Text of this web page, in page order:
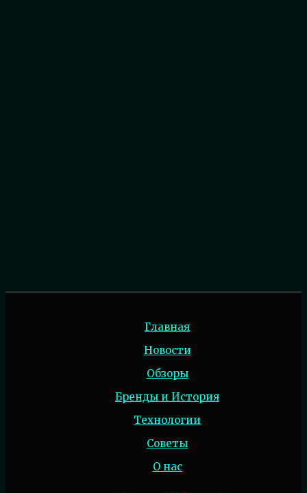
Главная
Новости
Обзоры
Бренды и История
Технологии
Советы
О нас